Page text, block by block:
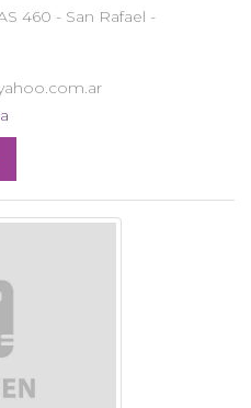
460 - San Rafael -